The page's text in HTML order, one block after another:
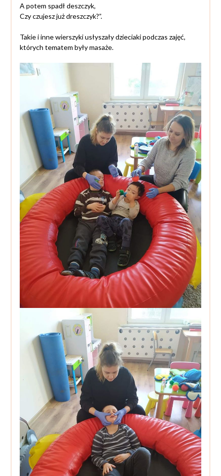
A potem spadł deszczyk,
Czy czujesz już dreszczyk?”.
Takie i inne wierszyki usłyszały dzieciaki podczas zajęć,
których tematem były masaże.